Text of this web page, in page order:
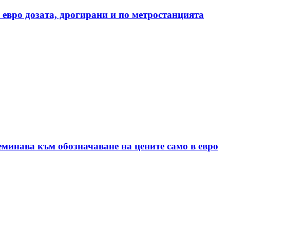
дозата, дрогирани и по метростанцията
към обозначаване на цените само в евро